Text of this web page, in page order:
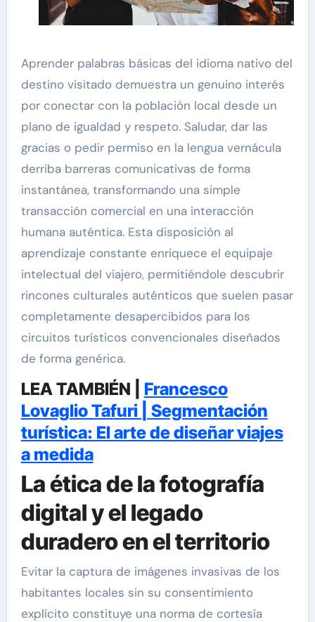
Aprender palabras básicas del idioma nativo del
destino visitado demuestra un genuino interés
por conectar con la población local desde un
plano de igualdad y respeto. Saludar, dar las
gracias o pedir permiso en la lengua vernácula
derriba barreras comunicativas de forma
instantánea, transformando una simple
transacción comercial en una interacción
humana auténtica. Esta disposición al
aprendizaje constante enriquece el equipaje
intelectual del viajero, permitiéndole descubrir
rincones culturales auténticos que suelen pasar
completamente desapercibidos para los
circuitos turísticos convencionales diseñados
de forma genérica.
LEA TAMBIÉN | Francesco
Lovaglio Tafuri | Segmentación
turística: El arte de diseñar viajes
a medida
La ética de la fotografía
digital y el legado
duradero en el territorio
Evitar la captura de imágenes invasivas de los
habitantes locales sin su consentimiento
explícito constituye una norma de cortesía